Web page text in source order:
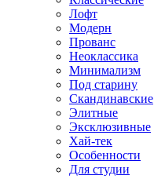
Лофт
Модерн
Прованс
Неоклассика
Минимализм
Под старину
Скандинавские
Элитные
Эксклюзивные
Хай-тек
Особенности
Для студии